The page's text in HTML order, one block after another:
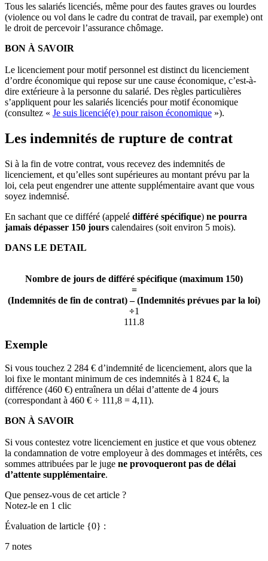
Tous les salariés licenciés, même pour des fautes graves ou lourdes
(violence ou vol dans le cadre du contrat de travail, par exemple) ont
le droit de percevoir l’assurance chômage.
BON À SAVOIR
Le licenciement pour motif personnel est distinct du licenciement
d’ordre économique qui repose sur une cause économique, c’est-à-
dire extérieure à la personne du salarié. Des règles particulières
s’appliquent pour les salariés licenciés pour motif économique
(consultez « Je suis licencié(e) pour raison économique »).
Les indemnités de rupture de contrat
Si à la fin de votre contrat, vous recevez des indemnités de
licenciement, et qu’elles sont supérieures au montant prévu par la
loi, cela peut engendrer une attente supplémentaire avant que vous
soyez indemnisé.
En sachant que ce différé (appelé différé spécifique) ne pourra
jamais dépasser 150 jours calendaires (soit environ 5 mois).
DANS LE DETAIL
Nombre de jours de différé spécifique (maximum 150)
=
(Indemnités de fin de contrat) – (Indemnités prévues par la loi)
÷1
111.8
Exemple
Si vous touchez 2 284 € d’indemnité de licenciement, alors que la
loi fixe le montant minimum de ces indemnités à 1 824 €, la
différence (460 €) entraînera un délai d’attente de 4 jours
(correspondant à 460 € ÷ 111,8 = 4,11).
BON À SAVOIR
Si vous contestez votre licenciement en justice et que vous obtenez
la condamnation de votre employeur à des dommages et intérêts, ces
sommes attribuées par le juge ne provoqueront pas de délai
d’attente supplémentaire.
Que pensez-vous de cet article ?
Notez-le en 1 clic
Évaluation de larticle {0} :
7 notes